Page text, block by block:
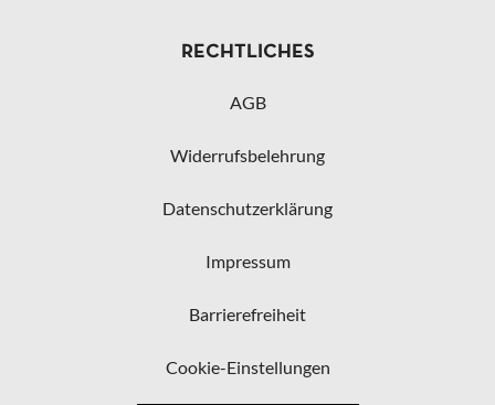
RECHTLICHES
AGB
Widerrufsbelehrung
Datenschutzerklärung
Impressum
Barrierefreiheit
Cookie-Einstellungen